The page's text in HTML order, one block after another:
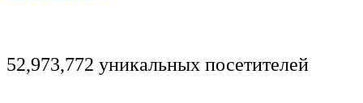
52,973,772 уникальных посетителей